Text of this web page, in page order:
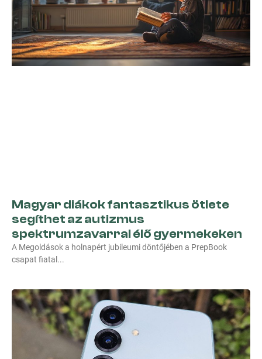
Magyar diákok fantasztikus ötlete
segíthet az autizmus
spektrumzavarral élő gyermekeken
A Megoldások a holnapért jubileumi döntőjében a PrepBook
csapat fiatal